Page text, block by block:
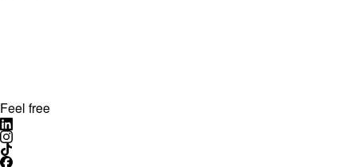
Feel free